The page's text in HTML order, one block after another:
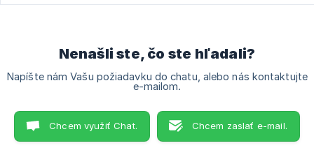
Nenašli ste, čo ste hľadali?
Napíšte nám Vašu požiadavku do chatu, alebo nás kontaktujte
e-mailom.
Chcem využiť Chat. Chcem zaslať e-mail.